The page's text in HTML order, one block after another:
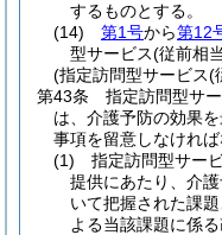
するものとする。
(14)
第1号から第12
型サービス(従前相
(指定訪問型サービス(
第43条
指定訪問型サ
は、介護予防の効果
事項を留意しなければ
(1)
指定訪問型サー
提供にあたり、介
いて把握された課
よる当該課題に係